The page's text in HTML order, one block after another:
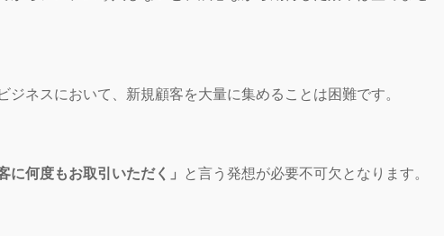
ジネスにおいて、新規顧客を大量に集めることは困難です。
に何度もお取引いただく」 と言う発想が必要不可欠となります。